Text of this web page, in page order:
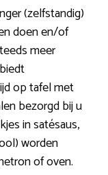
(zelfstandig)
doen en/of
meer
op tafel met
bezorgd bij u
in satésaus,
worden
of oven.